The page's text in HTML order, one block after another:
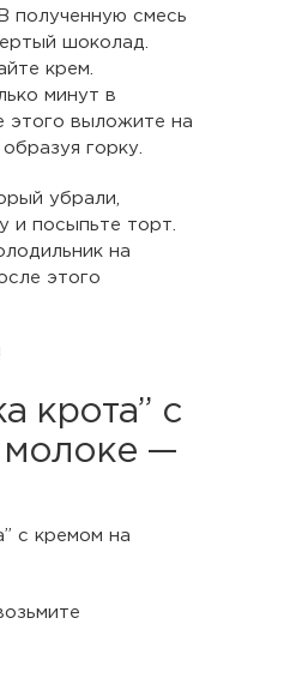
полученную смесь
шоколад.
крем.
минут в
этого выложите на
горку.
убрали,
и посыпьте торт.
на
этого
крота” с
молоке —